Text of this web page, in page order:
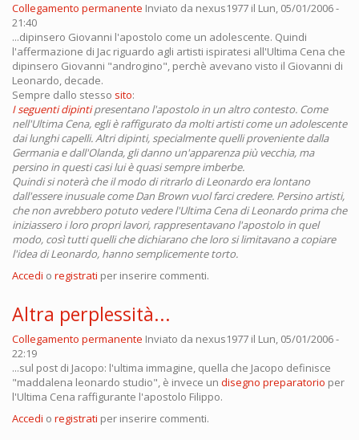
Collegamento permanente Inviato da nexus1977 il Lun, 05/01/2006 -
21:40
...dipinsero Giovanni l'apostolo come un adolescente. Quindi
l'affermazione di Jac riguardo agli artisti ispiratesi all'Ultima Cena che
dipinsero Giovanni "androgino", perchè avevano visto il Giovanni di
Leonardo, decade.
Sempre dallo stesso sito:
I seguenti dipintipresentano l'apostolo in un altro contesto. Come
nell'Ultima Cena, egli è raffigurato da molti artisti come un adolescente
dai lunghi capelli. Altri dipinti, specialmente quelli proveniente dalla
Germania e dall'Olanda, gli danno un'apparenza più vecchia, ma
persino in questi casi lui è quasi sempre imberbe.
Quindi si noterà che il modo di ritrarlo di Leonardo era lontano
dall'essere inusuale come Dan Brown vuol farci credere. Persino artisti,
che non avrebbero potuto vedere l'Ultima Cena di Leonardo prima che
iniziassero i loro propri lavori, rappresentavano l'apostolo in quel
modo, così tutti quelli che dichiarano che loro si limitavano a copiare
l'idea di Leonardo, hanno semplicemente torto.
Accedi o registrati per inserire commenti.
Altra perplessità...
Collegamento permanente Inviato da nexus1977 il Lun, 05/01/2006 -
22:19
...sul post di Jacopo: l'ultima immagine, quella che Jacopo definisce
"maddalena leonardo studio", è invece un disegno preparatorio per
l'Ultima Cena raffigurante l'apostolo Filippo.
Accedi o registrati per inserire commenti.